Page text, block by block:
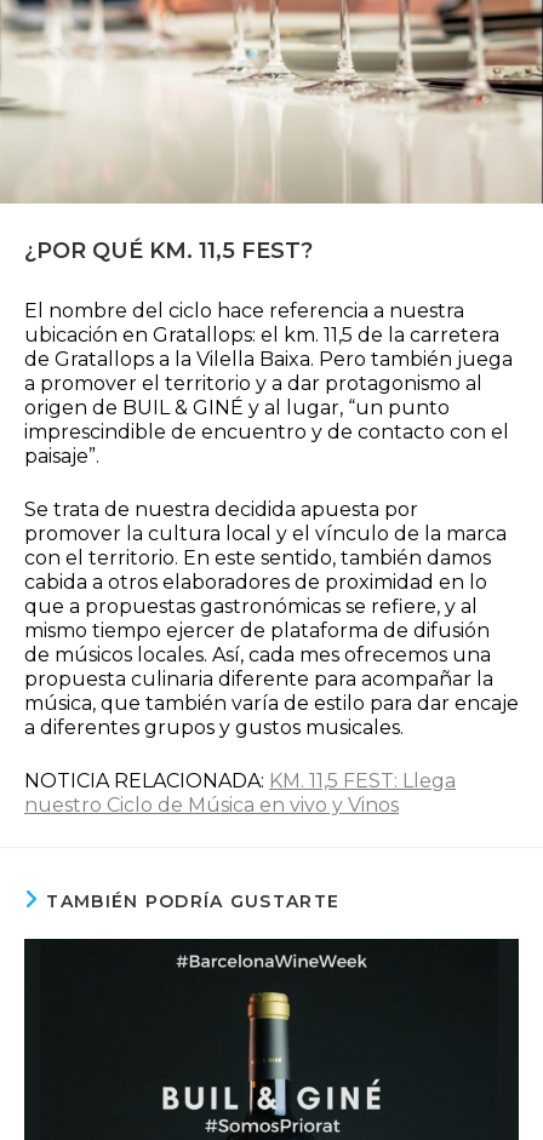
¿POR QUÉ KM. 11,5 FEST?
El nombre del ciclo hace referencia a nuestra
ubicación en Gratallops: el km. 11,5 de la carretera
de Gratallops a la Vilella Baixa. Pero también juega
a promover el territorio y a dar protagonismo al
origen de BUIL & GINÉ y al lugar, “un punto
imprescindible de encuentro y de contacto con el
paisaje”.
Se trata de nuestra decidida apuesta por
promover la cultura local y el vínculo de la marca
con el territorio. En este sentido, también damos
cabida a otros elaboradores de proximidad en lo
que a propuestas gastronómicas se refiere, y al
mismo tiempo ejercer de plataforma de difusión
de músicos locales. Así, cada mes ofrecemos una
propuesta culinaria diferente para acompañar la
música, que también varía de estilo para dar encaje
a diferentes grupos y gustos musicales.
NOTICIA RELACIONADA: KM. 11,5 FEST: Llega
nuestro Ciclo de Música en vivo y Vinos
TAMBIÉN PODRÍA GUSTARTE